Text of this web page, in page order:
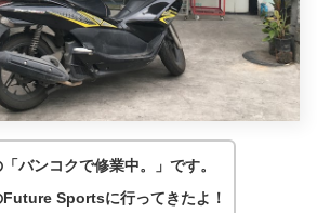
バンコクで修業中。」です。
Future Sportsに行ってきたよ！